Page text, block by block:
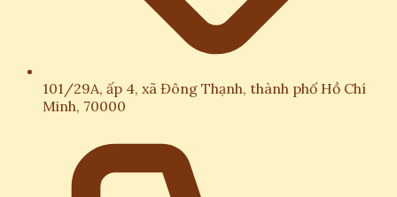
101/29A, ấp 4, xã Đông Thạnh, thành phố Hồ Chí
Minh, 70000